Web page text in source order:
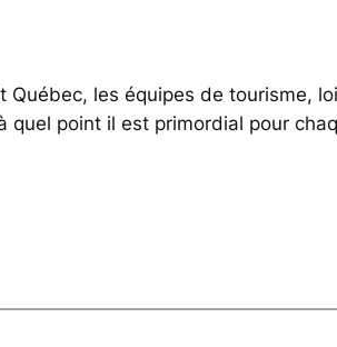
Québec, les équipes de
quel point il est primordial pour